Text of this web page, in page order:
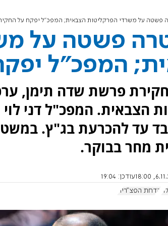
פשטה על משרדי הפרקליטות הצבאית; המפכ"ל יפקח על
פשטה על
המפכ"ל
פרשת שדה תימן,
הצבאית. המפכ"ל דני
עד להכרעת בג"ץ.
מחר בבוקר.
6.11.25, עודכן: 19:04
הדחת הפצ"רית